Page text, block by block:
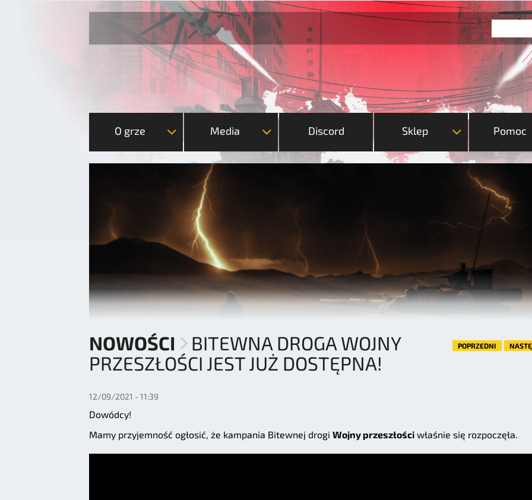
O grze Media Discord Sklep Pomoc
NOWOŚCI
BITEWNA DROGA WOJNY
PRZESZŁOŚCI JEST JUŻ DOSTĘPNA!
POPRZEDNI
12/09/2021 - 11:39
Dowódcy!
Mamy przyjemność ogłosić, że kampania Bitewnej drogi Wojny przeszłości właśnie się rozpoczęła.